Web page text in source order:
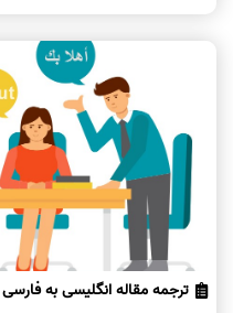
ترجمه مقاله انگلیسی به فارسی